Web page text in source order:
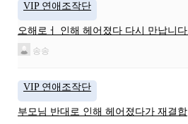
VIP 연애조작단
오해로ㅓ 인해 헤어졌다 다시 만납니다.
송송
VIP 연애조작단
부모님 반대로 인해 헤어졌다가 재결합